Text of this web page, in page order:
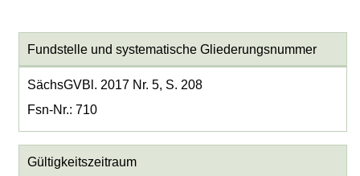
Fundstelle und systematische Gliederungsnummer
SächsGVBl. 2017 Nr. 5, S. 208
Fsn-Nr.: 710
Gültigkeitszeitraum